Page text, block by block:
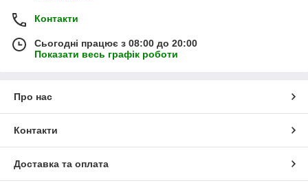
Контакти
Сьогодні працює з 08:00 до 20:00
Показати весь графік роботи
Про нас
Контакти
Доставка та оплата